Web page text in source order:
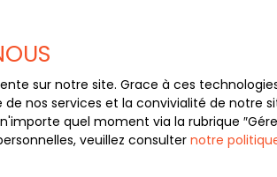
sur notre site. Grace à ces
nos services et la convivialité de notre
quel moment via la rubrique
veuillez consulternotre